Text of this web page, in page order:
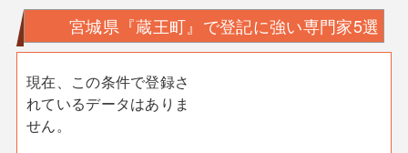
宮城県『蔵王町』で登記に強い専門家5選
現在、この条件で登録さ
れているデータはありま
せん。